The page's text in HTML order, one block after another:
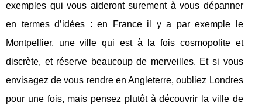
exemples qui vous aideront surement à vous dépanner
en termes d’idées : en France il y a par exemple le
Montpellier, une ville qui est à la fois cosmopolite et
discrète, et réserve beaucoup de merveilles. Et si vous
envisagez de vous rendre en Angleterre, oubliez Londres
pour une fois, mais pensez plutôt à découvrir la ville de